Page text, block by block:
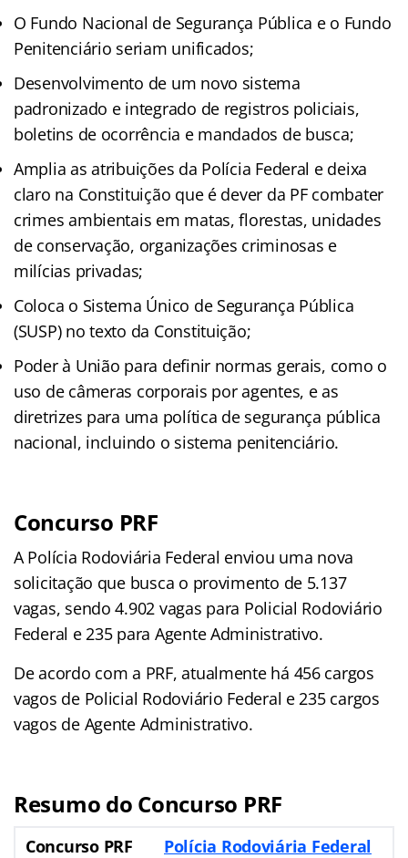
O Fundo Nacional de Segurança Pública e o Fundo
Penitenciário seriam unificados;
Desenvolvimento de um novo sistema
padronizado e integrado de registros policiais,
boletins de ocorrência e mandados de busca;
Amplia as atribuições da Polícia Federal e deixa
claro na Constituição que é dever da PF combater
crimes ambientais em matas, florestas, unidades
de conservação, organizações criminosas e
milícias privadas;
Coloca o Sistema Único de Segurança Pública
(SUSP) no texto da Constituição;
Poder à União para definir normas gerais, como o
uso de câmeras corporais por agentes, e as
diretrizes para uma política de segurança pública
nacional, incluindo o sistema penitenciário.
Concurso PRF
A Polícia Rodoviária Federal enviou uma nova
solicitação que busca o provimento de 5.137
vagas, sendo 4.902 vagas para Policial Rodoviário
Federal e 235 para Agente Administrativo.
De acordo com a PRF, atualmente há 456 cargos
vagos de Policial Rodoviário Federal e 235 cargos
vagos de Agente Administrativo.
Resumo do Concurso PRF
Concurso PRF Polícia Rodoviária Federal